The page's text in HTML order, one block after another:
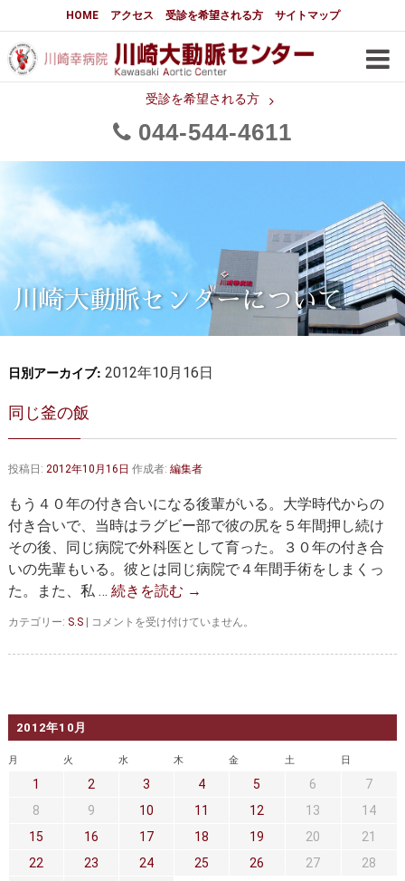
HOME アクセス 受診を希望される方 サイトマップ
受診を希望される方
044 544 4611
大動脈センターについて
はじめに 大動脈センターについて
メディアでの紹介
都道府県別患者マップ 都道府県別紹介病院
大動脈瘤について 基本編
3分でわかる大動脈瘤・大動脈
大動脈瘤
大動脈解離（解離性大動脈瘤）
胸部大動脈瘤の治療
腹部大動脈瘤の治療
大動脈弁・大動脈基部の治療
胸部大動脈瘤 胸腹部大動脈瘤
腹部大動脈瘤 大動脈解離
マルファン症候群
大動脈瘤を指摘されたら？
セカンドオピニオン 治療費について
川崎大動脈センターについて
日別アーカイブ: 2012年10月16日
同じ釜の飯
投稿日: 2012年10月16日 作成者: 編集者
もう４０年の付き合いになる後輩がいる。大学時代からの
付き合いで、当時はラグビー部で彼の尻を５年間押し続け
その後、同じ病院で外科医として育った。３０年の付き合
いの先輩もいる。彼とは同じ病院で４年間手術をしまくっ
た。また、私 … 続きを読む →
カテゴリー: S.S
同
釜
コメントを受け付けていません。
2012年10月
月 火 水 木 金 土 日
1 2 3 4 5 6
7
8
9 10 11 12 13
14
15
16 17 18 19 20
21
22
23 24 25 26 27
28